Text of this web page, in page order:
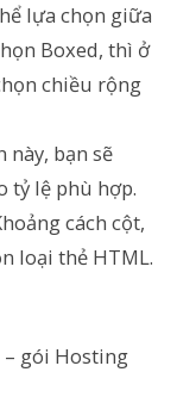
lựa chọn giữa
Boxed, thì ở
chiều rộng
này, bạn sẽ
tỷ lệ phù hợp.
cách cột,
loại thẻ HTML.
– gói Hosting